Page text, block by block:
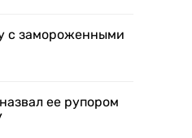
с замороженными
ее рупором